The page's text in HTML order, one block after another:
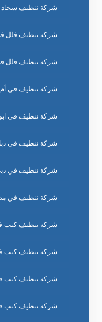
شركة تنظيف سجاد
شركة تنظيف فلل
شركة تنظيف فلل
شركة تنظيف في أم
شركة تنظيف في
شركة تنظيف في
شركة تنظيف في
شركة تنظيف في
شركة تنظيف كنب
شركة تنظيف كنب
شركة تنظيف كنب
شركة تنظيف كنب